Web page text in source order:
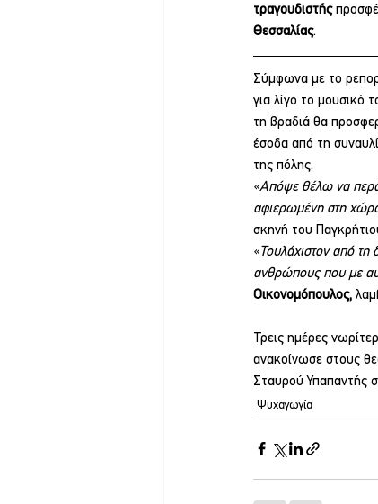
τραγουδιστής
Θεσσαλίας.
Σύμφωνα με το
για λίγο το μουσικό
τη βραδιά θα
έσοδα από τη
της πόλης.
«Απόψε θέλω να
αφιερωμένη στη
σκηνή του
«Τουλάχιστον από
ανθρώπους που με
Οικονομόπουλος,
Τρεις ημέρες
ανακοίνωσε στους
Σταυρού Υπαπαντής
Ψυχαγωγία